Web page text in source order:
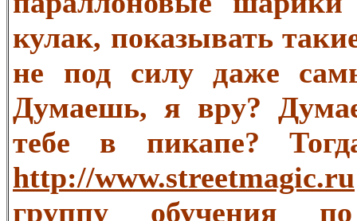
кулак, показывать
не под силу даже
Думаешь, я вру?
тебе в пикапе?
http://www.streetmagic.ru
группу обучения